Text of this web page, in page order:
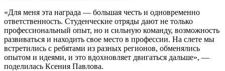
«Для меня эта награда — большая честь и одновременно
ответственность. Студенческие отряды дают не только
профессиональный опыт, но и сильную команду, возможность
развиваться и находить свое место в профессии. На слете мы
встретились с ребятами из разных регионов, обменялись
опытом и идеями, и это вдохновляет двигаться дальше», —
поделилась Ксения Павлова.